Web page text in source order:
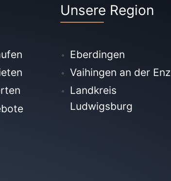
Unsere Region
Eberdingen
Vaihingen an der Enz
Landkreis
Ludwigsburg